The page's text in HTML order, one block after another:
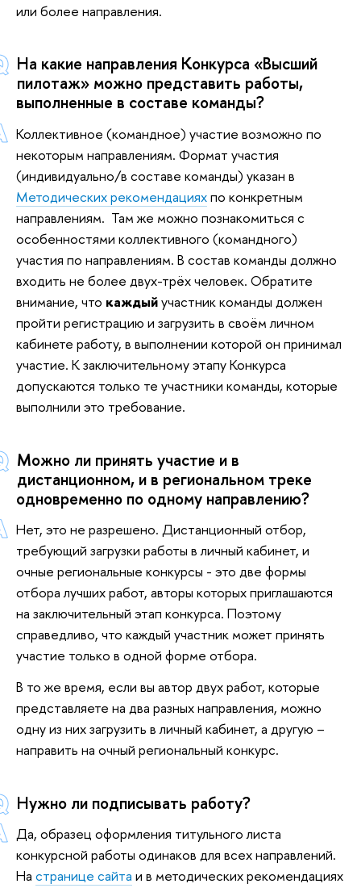
или более направления.
На какие направления Конкурса «Высший
пилотаж» можно представить работы,
выполненные в составе команды?
Коллективное (командное) участие возможно по
некоторым направлениям. Формат участия
(индивидуально/в составе команды) указан в
Методических рекомендацияхпо конкретным
направлениям. Там же можно познакомиться с
особенностями коллективного (командного)
участия по направлениям. В состав команды должно
входить не более двух-трёх человек. Обратите
внимание, что каждыйучастник команды должен
пройти регистрацию и загрузить в своём личном
кабинете работу, в выполнении которой он принимал
участие. К заключительному этапу Конкурса
допускаются только те участники команды, которые
выполнили это требование.
Можно ли принять участие и в
дистанционном, и в региональном треке
одновременно по одному направлению?
Нет, это не разрешено. Дистанционный отбор,
требующий загрузки работы в личный кабинет, и
очные региональные конкурсы - это две формы
отбора лучших работ, авторы которых приглашаются
на заключительный этап конкурса. Поэтому
справедливо, что каждый участник может принять
участие только в одной форме отбора.
В то же время, если вы автор двух работ, которые
представляете на два разных направления, можно
одну из них загрузить в личный кабинет, а другую –
направить на очный региональный конкурс.
Нужно ли подписывать работу?
Да, образец оформления титульного листа
конкурсной работы одинаков для всех направлений.
На странице сайта и в методических рекомендациях